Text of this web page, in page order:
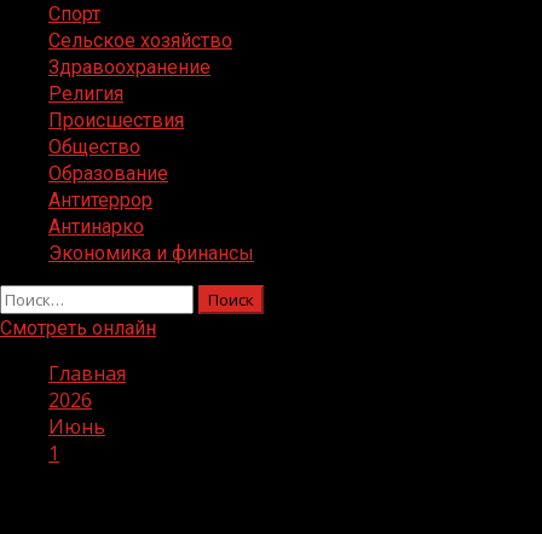
Спорт
Сельское хозяйство
Здравоохранение
Религия
Происшествия
Общество
Образование
Антитеррор
Антинарко
Экономика и финансы
Найти:
Смотреть онлайн
Главная
2026
Июнь
1